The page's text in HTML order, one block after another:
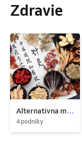
Zdravie
Alternatívna medicína
4 podniky